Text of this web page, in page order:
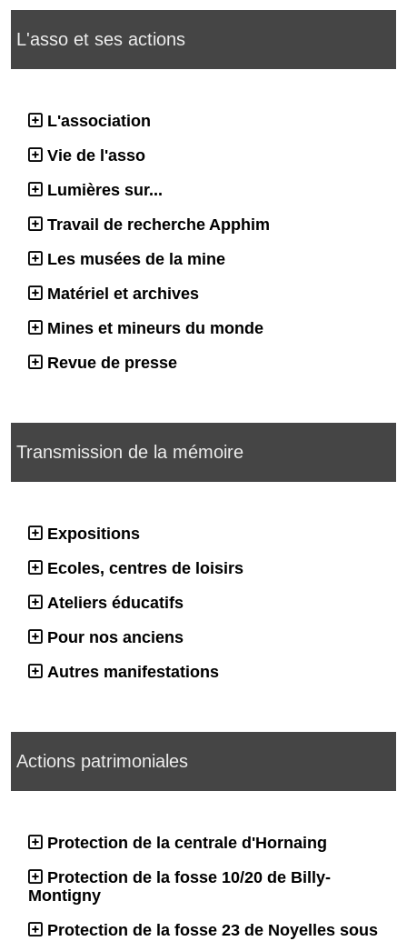
L'asso et ses actions
L'association
Vie de l'asso
Lumières sur...
Travail de recherche Apphim
Les musées de la mine
Matériel et archives
Mines et mineurs du monde
Revue de presse
Transmission de la mémoire
Expositions
Ecoles, centres de loisirs
Ateliers éducatifs
Pour nos anciens
Autres manifestations
Actions patrimoniales
Protection de la centrale d'Hornaing
Protection de la fosse 10/20 de Billy-
Montigny
Protection de la fosse 23 de Noyelles sous